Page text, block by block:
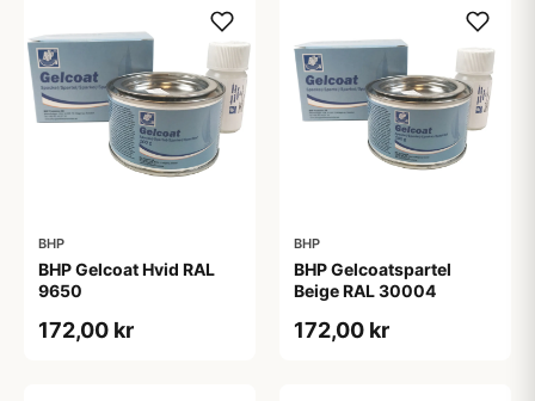
BHP
BHP Gelcoat Hvid RAL
9650
172,00 kr
BHP
BHP Gelcoatspartel
Beige RAL 30004
172,00 kr